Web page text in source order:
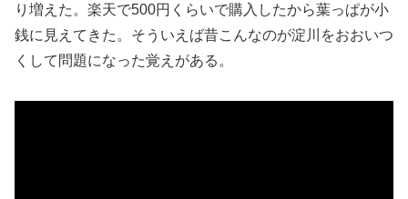
り増えた。楽天で500円くらいで購入したから葉っぱが小
銭に見えてきた。そういえば昔こんなのが淀川をおおいつ
くして問題になった覚えがある。